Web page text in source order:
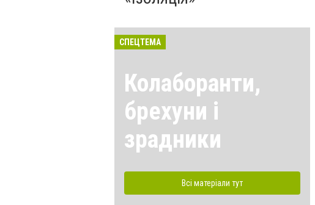
СПЕЦТЕМА
Колаборанти,
брехуни і
зрадники
Всі матеріали тут